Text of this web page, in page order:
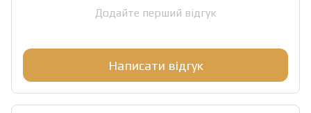
Додайте перший відгук
Написати відгук